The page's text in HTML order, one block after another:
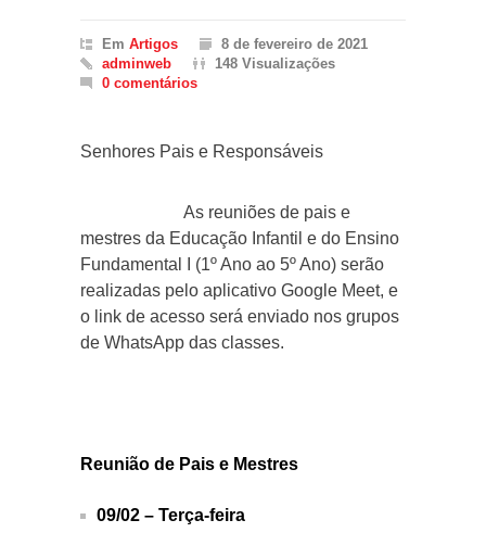
Em Artigos
8 de fevereiro de 2021
adminweb
148 Visualizações
0 comentários
Senhores Pais e Responsáveis
As reuniões de pais e
mestres da Educação Infantil e do Ensino
Fundamental I (1º Ano ao 5º Ano) serão
realizadas pelo aplicativo Google Meet, e
o link de acesso será enviado nos grupos
de WhatsApp das classes.
Reunião de Pais e Mestres
09/02 – Terça-feira